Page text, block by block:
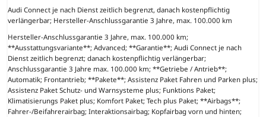
Audi Connect je nach Dienst zeitlich begrenzt, danach kostenpflichtig
verlängerbar; Hersteller-Anschlussgarantie 3 Jahre, max. 100.000 km
Hersteller-Anschlussgarantie 3 Jahre, max. 100.000 km;
**Ausstattungsvariante**; Advanced; **Garantie**; Audi Connect je nach
Dienst zeitlich begrenzt; danach kostenpflichtig verlängerbar;
Anschlussgarantie 3 Jahre max. 100.000 km; **Getriebe / Antrieb**;
Automatik; Frontantrieb; **Pakete**; Assistenz Paket Fahren und Parken plus;
Assistenz Paket Schutz- und Warnsysteme plus; Funktions Paket;
Klimatisierungs Paket plus; Komfort Paket; Tech plus Paket; **Airbags**;
Fahrer-/Beifahrerairbag; Interaktionsairbag; Kopfairbag vorn und hinten;